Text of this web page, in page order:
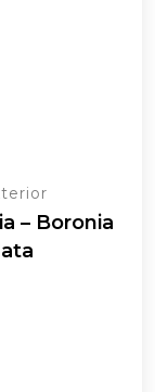
– Boronia